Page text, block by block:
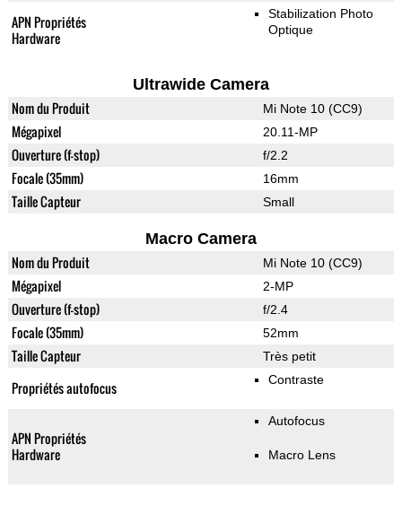
APN Propriétés
Hardware
Stabilization Photo
Optique
Ultrawide Camera
Nom du Produit Mi Note 10 (CC9)
Mégapixel 20.11-MP
Ouverture (f-stop) f/2.2
Focale (35mm) 16mm
Taille Capteur Small
Macro Camera
Nom du Produit Mi Note 10 (CC9)
Mégapixel 2-MP
Ouverture (f-stop) f/2.4
Focale (35mm) 52mm
Taille Capteur Très petit
Propriétés autofocus Contraste
APN Propriétés
Hardware
Autofocus
Macro Lens